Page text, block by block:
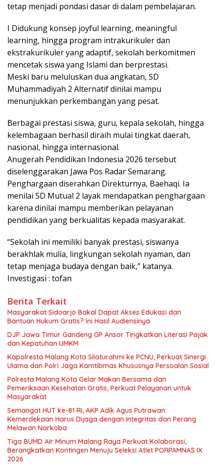
tetap menjadi pondasi dasar di dalam pembelajaran.
I Didukung konsep joyful learning, meaningful
learning, hingga program intrakurikuler dan
ekstrakurikuler yang adaptif, sekolah berkomitmen
mencetak siswa yang Islami dan berprestasi.
Meski baru meluluskan dua angkatan, SD
Muhammadiyah 2 Alternatif dinilai mampu
menunjukkan perkembangan yang pesat.
Berbagai prestasi siswa, guru, kepala sekolah, hingga
kelembagaan berhasil diraih mulai tingkat daerah,
nasional, hingga internasional.
Anugerah Pendidikan Indonesia 2026 tersebut
diselenggarakan Jawa Pos Radar Semarang.
Penghargaan diserahkan Direkturnya, Baehaqi. Ia
menilai SD Mutual 2 layak mendapatkan penghargaan
karena dinilai mampu memberikan pelayanan
pendidikan yang berkualitas kepada masyarakat.
“Sekolah ini memiliki banyak prestasi, siswanya
berakhlak mulia, lingkungan sekolah nyaman, dan
tetap menjaga budaya dengan baik,” katanya.
Investigasi : tofan
Berita Terkait
Masyarakat Sidoarjo Bakal Dapat Akses Edukasi dan
Bantuan Hukum Gratis? Ini Hasil Audiensinya
DJP Jawa Timur Gandeng GP Ansor Tingkatkan Literasi Pajak
dan Kepatuhan UMKM
Kapolresta Malang Kota Silaturahmi ke PCNU, Perkuat Sinergi
Ulama dan Polri Jaga Kamtibmas Khususnya Persoalan Sosial
Polresta Malang Kota Gelar Makan Bersama dan
Pemeriksaan Kesehatan Gratis, Perkuat Pelayanan untuk
Masyarakat
Semangat HUT ke-81 RI, AKP Adik Agus Putrawan:
Kemerdekaan Harus Dijaga dengan Integritas dan Perang
Melawan Narkoba
Tiga BUMD Air Minum Malang Raya Perkuat Kolaborasi,
Berangkatkan Kontingen Menuju Seleksi Atlet PORPAMNAS IX
2026